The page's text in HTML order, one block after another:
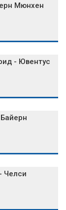
Мюнхен
- Ювентус
Челси